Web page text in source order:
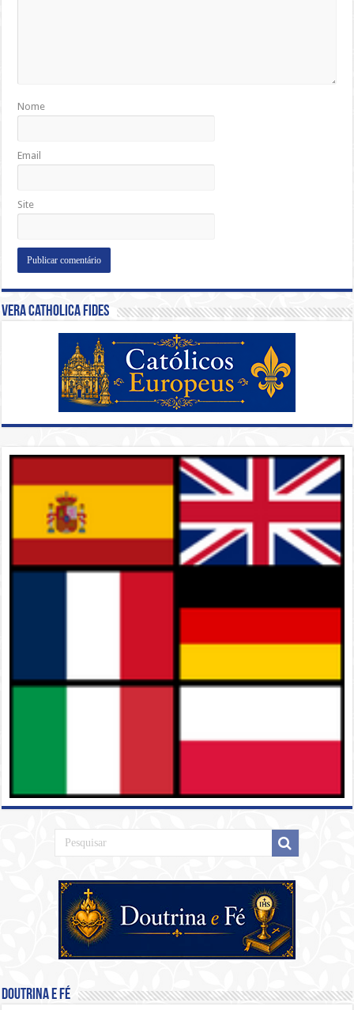
Nome
Email
Site
Vera Catholica Fides
Doutrina e Fé